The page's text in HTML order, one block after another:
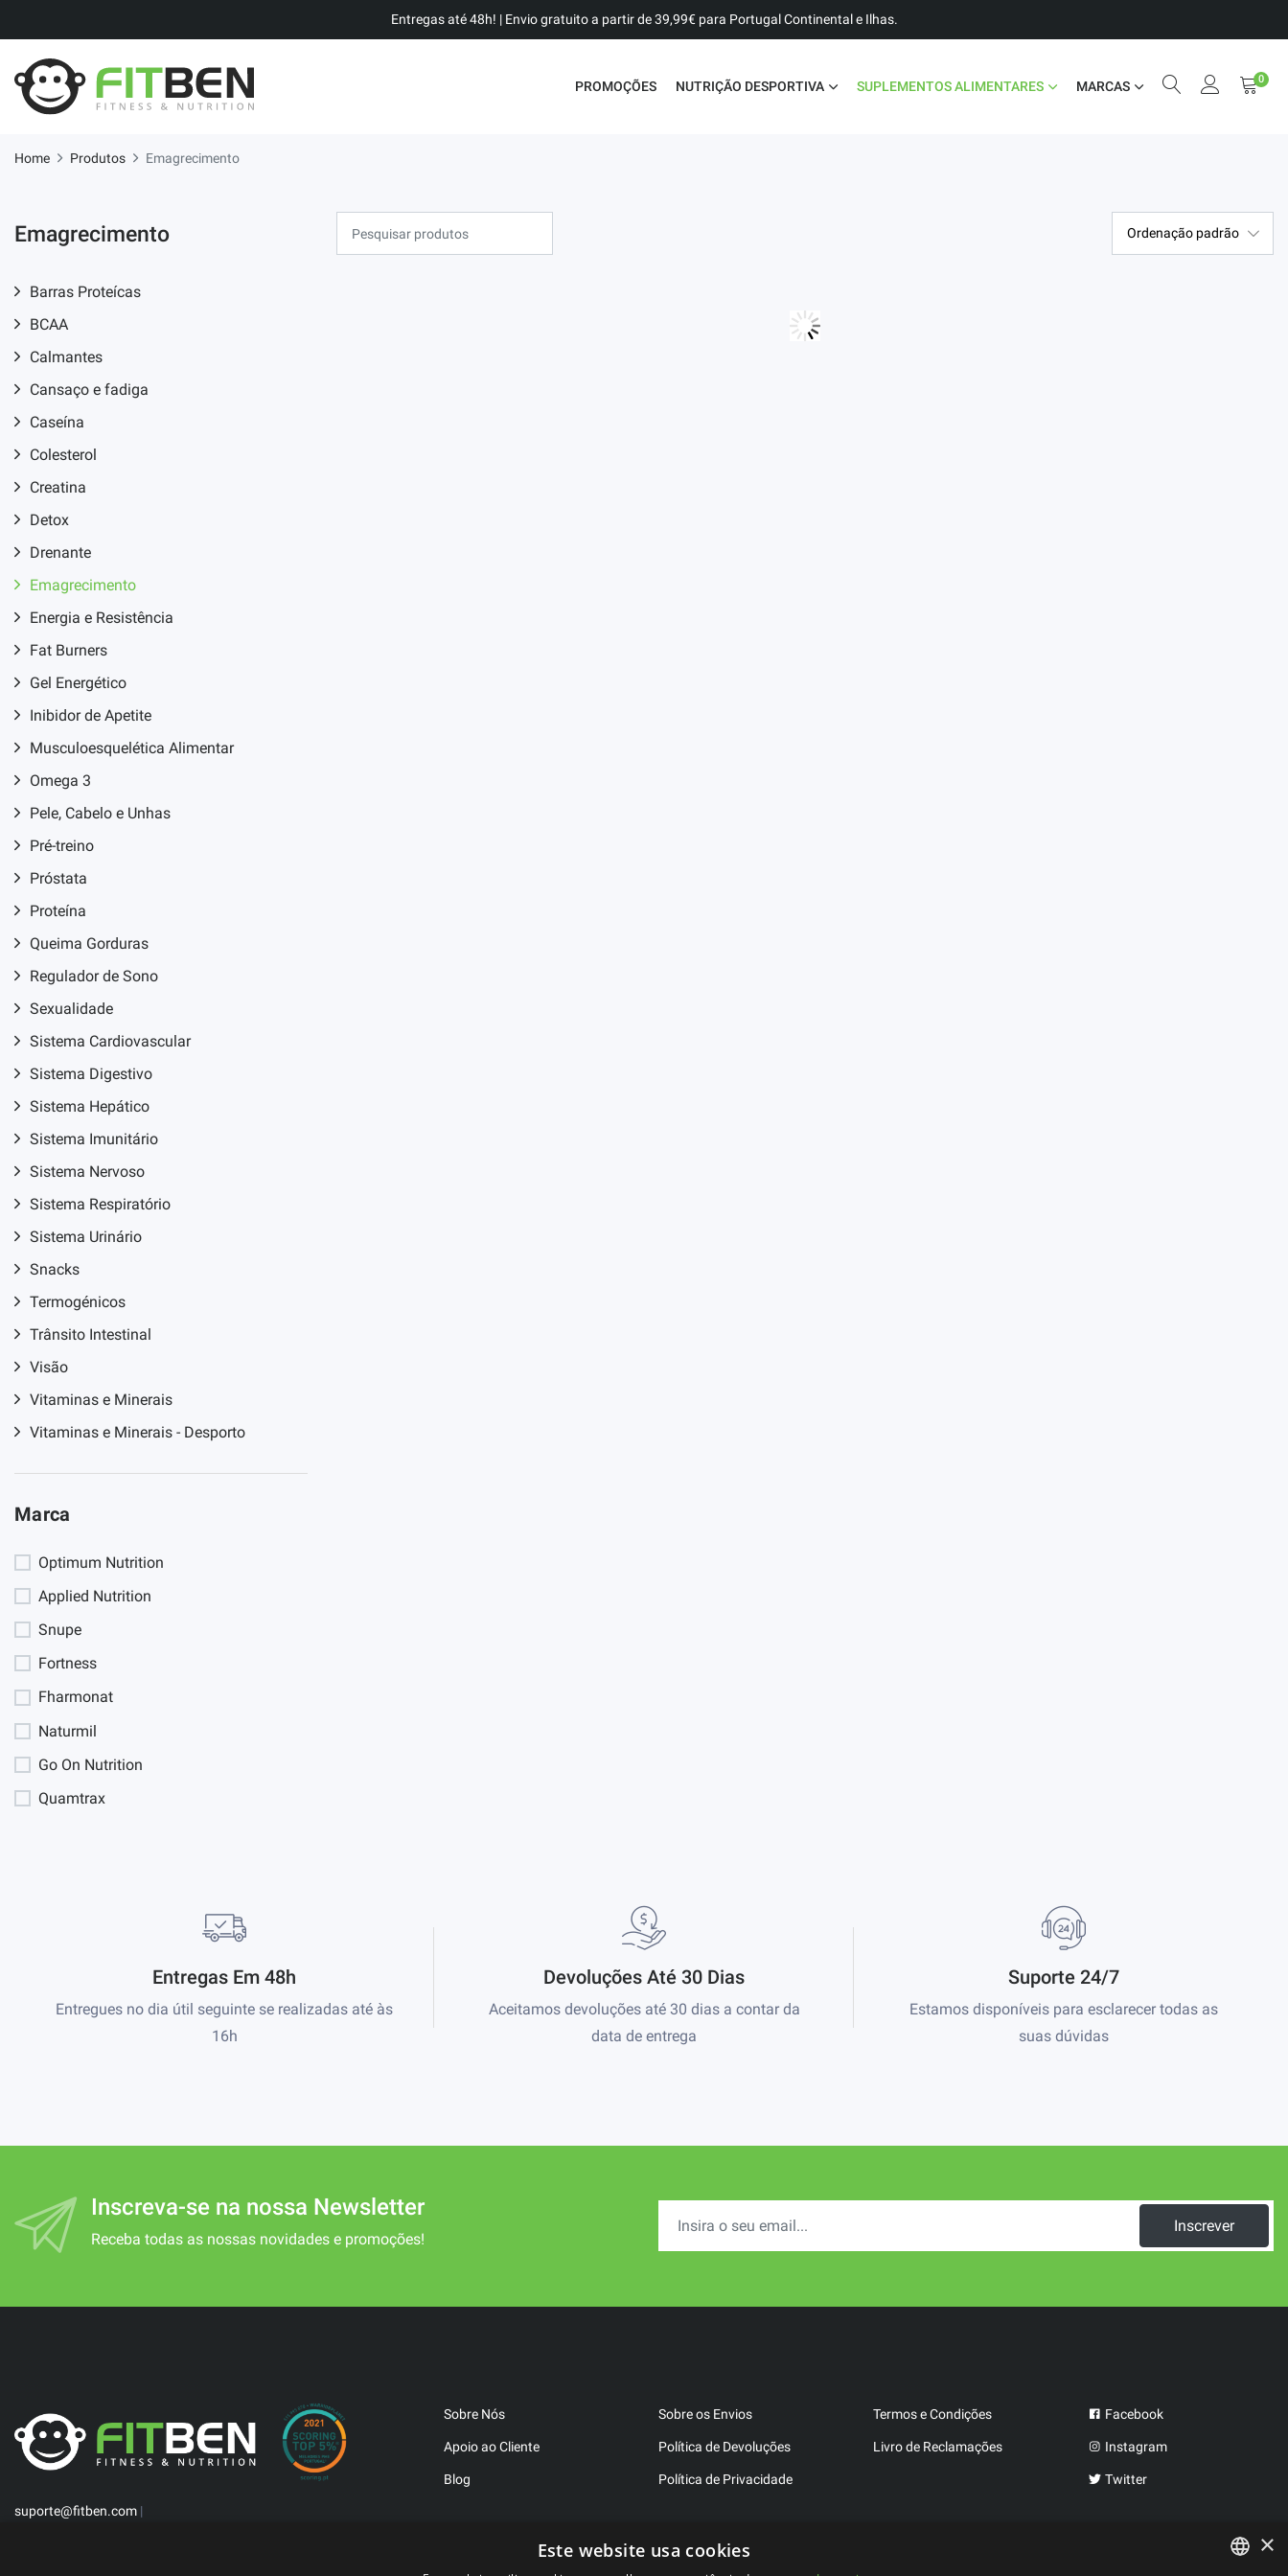
Entregas até 48h! | Envio gratuito a partir de 39,99€ para Portugal Continental e Ilhas.
PROMOÇÕES NUTRIÇÃO DESPORTIVA SUPLEMENTOS ALIMENTARES MARCAS 0
Home Produtos Emagrecimento
Emagrecimento
Barras Proteícas
BCAA
Calmantes
Cansaço e fadiga
Caseína
Colesterol
Creatina
Detox
Drenante
Emagrecimento
Energia e Resistência
Fat Burners
Gel Energético
Inibidor de Apetite
Musculoesquelética Alimentar
Omega 3
Pele, Cabelo e Unhas
Pré-treino
Próstata
Proteína
Queima Gorduras
Regulador de Sono
Sexualidade
Sistema Cardiovascular
Sistema Digestivo
Sistema Hepático
Sistema Imunitário
Sistema Nervoso
Sistema Respiratório
Sistema Urinário
Snacks
Termogénicos
Trânsito Intestinal
Visão
Vitaminas e Minerais
Vitaminas e Minerais - Desporto
Marca
Optimum Nutrition
Applied Nutrition
Snupe
Fortness
Fharmonat
Naturmil
Go On Nutrition
Quamtrax
Entregas Em 48h
Entregues no dia útil seguinte se realizadas até às
16h
Devoluções Até 30 Dias
Aceitamos devoluções até 30 dias a contar da
data de entrega
Suporte 24/7
Estamos disponíveis para esclarecer todas as
suas dúvidas
Inscreva-se na nossa Newsletter
Receba todas as nossas novidades e promoções!
Inscrever
suporte@fitben.com |
Sobre Nós
Apoio ao Cliente
Blog
Sobre os Envios
Política de Devoluções
Política de Privacidade
Termos e Condições
Livro de Reclamações
Facebook
Instagram
Twitter
×
Este website usa cookies